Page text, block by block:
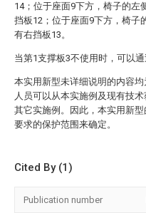
14；位于座面9下方，椅子的左
挡板12；位于座面9下方，椅子
有右挡板13。
当第1支撑板3不使用时，可以通
本实用新型未详细说明的内容
人员可以从本实施例及现有技
其它实施例。因此，本实用新
要求的保护范围来确定。
Cited By (1)
Publication number